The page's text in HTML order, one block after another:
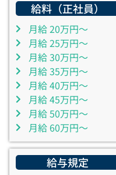
給料（正社員）
月給 20万円～
月給 25万円～
月給 30万円～
月給 35万円～
月給 40万円～
月給 45万円～
月給 50万円～
月給 60万円～
給与規定